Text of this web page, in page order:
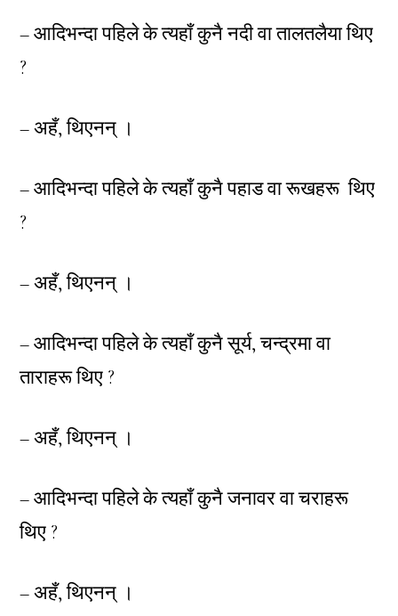
– आदिभन्दा पहिले के त्यहाँ कुनै नदी वा तालतलैया थिए
?
– अहँ, थिएनन् ।
– आदिभन्दा पहिले के त्यहाँ कुनै पहाड वा रूखहरू थिए
?
– अहँ, थिएनन् ।
– आदिभन्दा पहिले के त्यहाँ कुनै सूर्य, चन्द्रमा वा
ताराहरू थिए ?
– अहँ, थिएनन् ।
– आदिभन्दा पहिले के त्यहाँ कुनै जनावर वा चराहरू
थिए ?
– अहँ, थिएनन् ।